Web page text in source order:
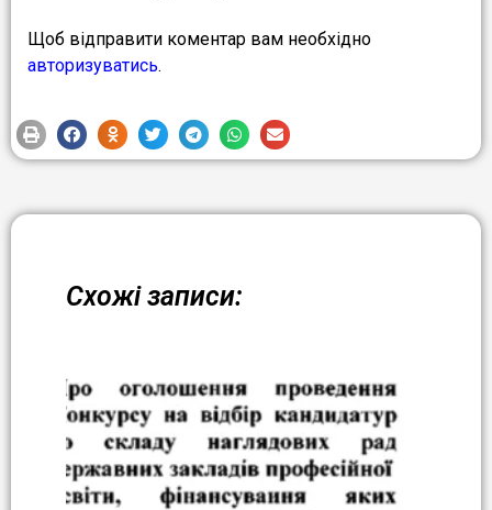
Щоб відправити коментар вам необхідно
авторизуватись.
Схожі записи: